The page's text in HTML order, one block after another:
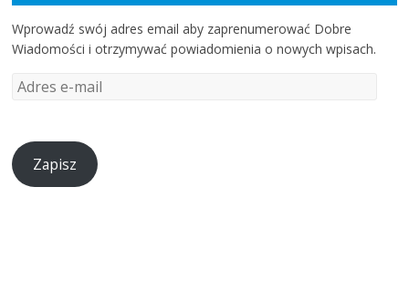
Wprowadź swój adres email aby zaprenumerować Dobre
Wiadomości i otrzymywać powiadomienia o nowych wpisach.
Zapisz